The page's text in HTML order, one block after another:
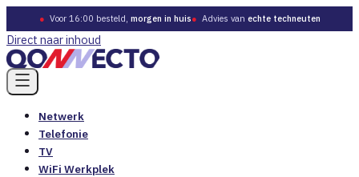
● Voor 16:00 besteld, morgen in huis● Advies van echte techneuten
Direct naar inhoud
Netwerk
Telefonie
TV
WiFi Werkplek